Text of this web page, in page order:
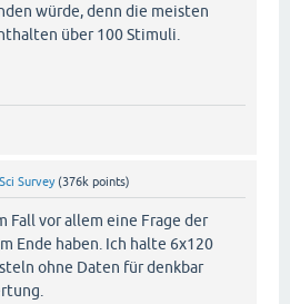
würde, denn die meisten
über 100 Stimuli.
Survey (376k points)
Fall vor allem eine Frage der
Ende haben. Ich halte 6x120
ohne Daten für denkbar